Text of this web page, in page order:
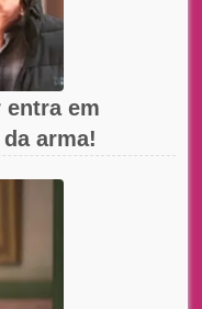
entra em
arma!